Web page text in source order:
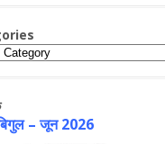
– जून 2026